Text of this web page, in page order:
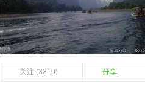
关注 (3310) 分享